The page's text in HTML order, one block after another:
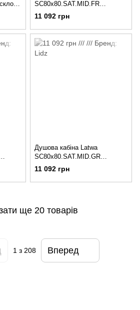
SC80x80.SAT.MID.FR
полукругла, скло Frost 4 мм +
Душовий піддон KAPIELKA
ST80x80x26, з панеллю Lidz
11 092 грн
мм +
Lidz
Душова кабіна Latwa
SC80x80.SAT.MID.GR
полукругла, скло тон. 4 мм +
Душовий піддон KAPIELKA
ST80x80x26, з панеллю Lidz
11 092 грн
ще 20 товарів
1з 208 Вперед